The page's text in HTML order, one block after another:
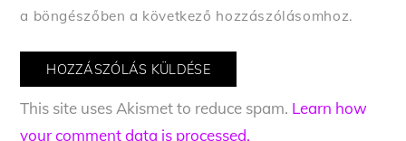
a böngészőben a következő hozzászólásomhoz.
This site uses Akismet to reduce spam. Learn how
your comment data is processed.